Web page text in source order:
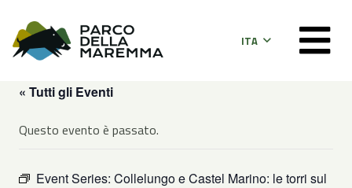
ITA
« Tutti gli Eventi
Questo evento è passato.
Event Series: Collelungo e Castel Marino: le torri sul